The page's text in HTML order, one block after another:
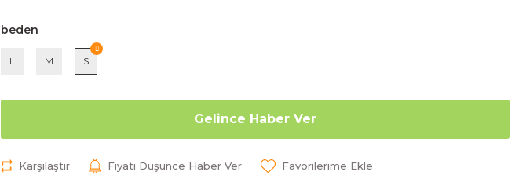
beden
L M S
Gelince Haber Ver
Karşılaştır Fiyatı Düşünce Haber Ver